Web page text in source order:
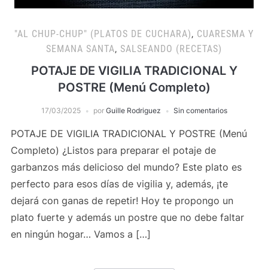
"AL CHUP-CHUP" (PLATOS DE CUCHARA), CUARESMA Y
SEMANA SANTA, SALSEANDO (RECETAS)
POTAJE DE VIGILIA TRADICIONAL Y
POSTRE (Menú Completo)
17/03/2025 por Guille Rodriguez Sin comentarios
POTAJE DE VIGILIA TRADICIONAL Y POSTRE (Menú
Completo) ¿Listos para preparar el potaje de
garbanzos más delicioso del mundo? Este plato es
perfecto para esos días de vigilia y, además, ¡te
dejará con ganas de repetir! Hoy te propongo un
plato fuerte y además un postre que no debe faltar
en ningún hogar… Vamos a […]